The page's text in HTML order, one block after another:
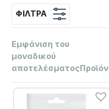
ΦΊΛΤΡΑ
Εμφάνιση του
μοναδικού
αποτελέσματοςΠροϊόν